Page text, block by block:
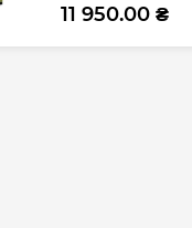
11 950.00 ₴